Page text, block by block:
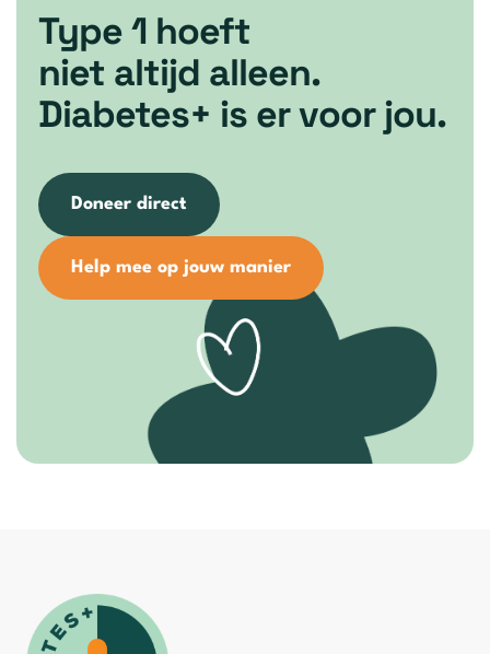
Type 1 hoeft
niet altijd alleen.
Diabetes+ is er voor jou.
Doneer direct
Help mee op jouw manier